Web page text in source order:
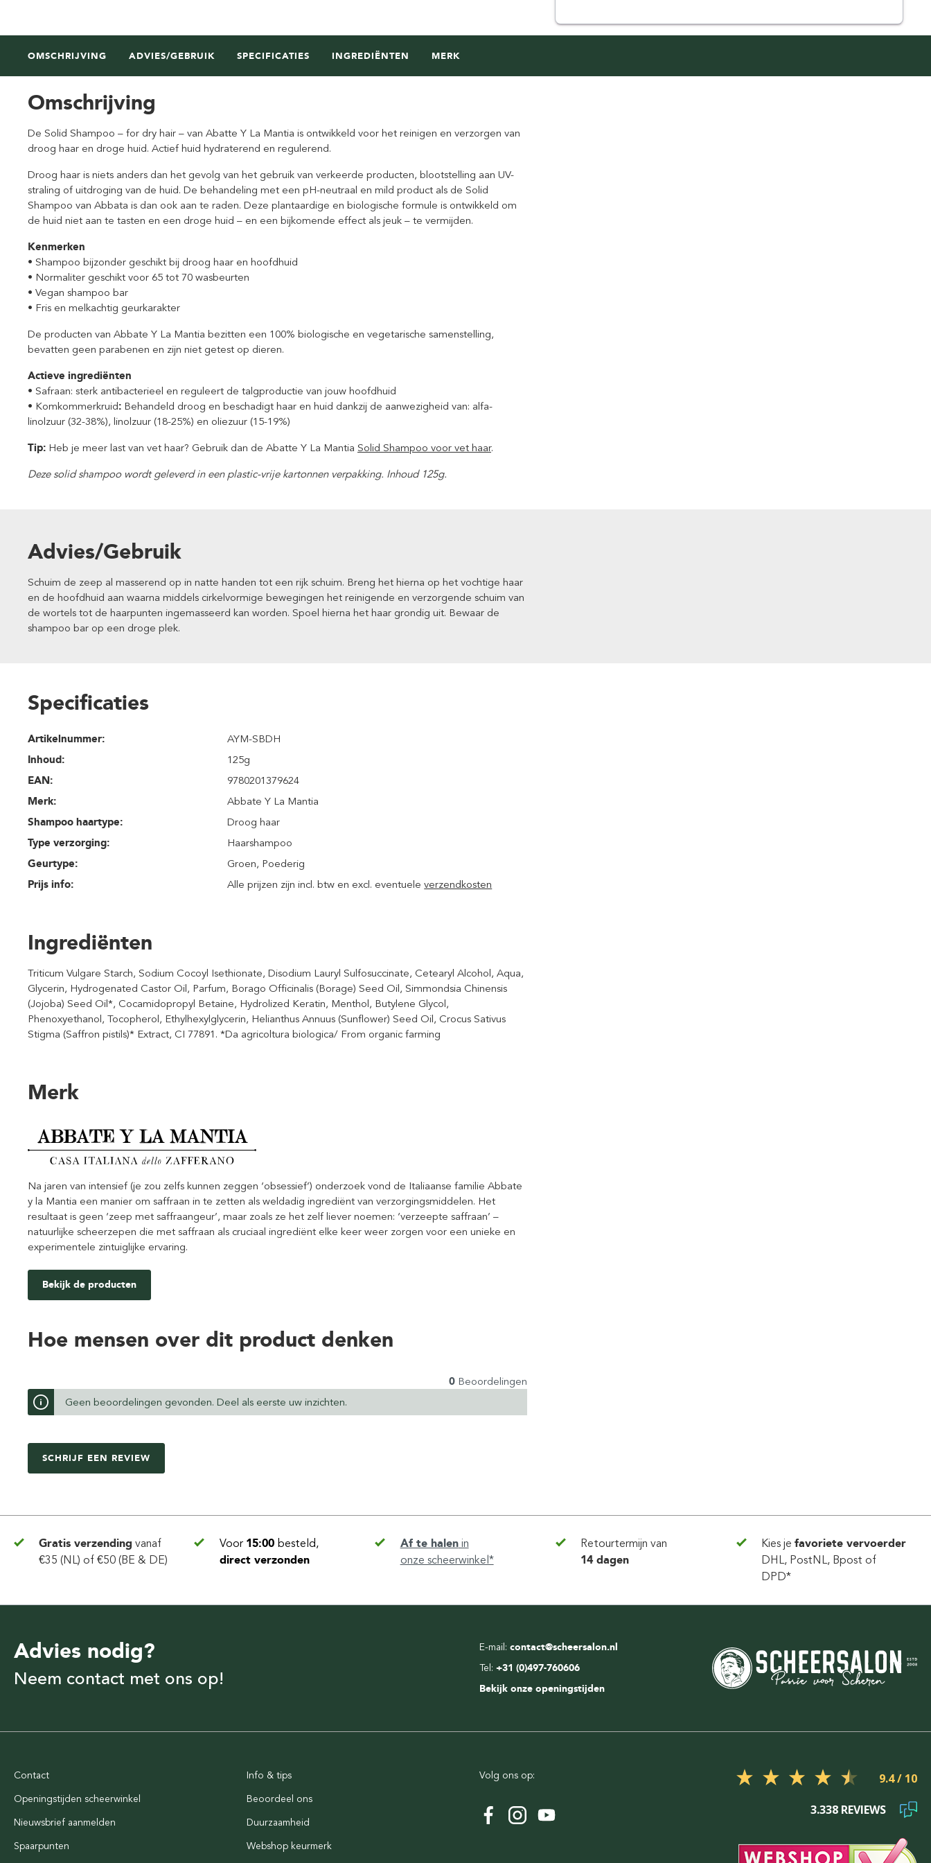
OMSCHRIJVING ADVIES/GEBRUIK SPECIFICATIES INGREDIËNTEN MERK
Omschrijving
De Solid Shampoo – for dry hair – van Abatte Y La Mantia is ontwikkeld voor het reinigen en verzorgen van
droog haar en droge huid. Actief huid hydraterend en regulerend.
Droog haar is niets anders dan het gevolg van het gebruik van verkeerde producten, blootstelling aan UV-
straling of uitdroging van de huid. De behandeling met een pH-neutraal en mild product als de Solid
Shampoo van Abbata is dan ook aan te raden. Deze plantaardige en biologische formule is ontwikkeld om
de huid niet aan te tasten en een droge huid – en een bijkomende effect als jeuk – te vermijden.
Kenmerken
• Shampoo bijzonder geschikt bij droog haar en hoofdhuid
• Normaliter geschikt voor 65 tot 70 wasbeurten
• Vegan shampoo bar
• Fris en melkachtig geurkarakter
De producten van Abbate Y La Mantia bezitten een 100% biologische en vegetarische samenstelling,
bevatten geen parabenen en zijn niet getest op dieren.
Actieve ingrediënten
• Safraan: sterk antibacterieel en reguleert de talgproductie van jouw hoofdhuid
• Komkommerkruid: Behandeld droog en beschadigt haar en huid dankzij de aanwezigheid van: alfa-
linolzuur (32-38%), linolzuur (18-25%) en oliezuur (15-19%)
Tip: Heb je meer last van vet haar? Gebruik dan de Abatte Y La Mantia Solid Shampoo voor vet haar.
Deze solid shampoo wordt geleverd in een plastic-vrije kartonnen verpakking. Inhoud 125g.
Advies/Gebruik
Schuim de zeep al masserend op in natte handen tot een rijk schuim. Breng het hierna op het vochtige haar
en de hoofdhuid aan waarna middels cirkelvormige bewegingen het reinigende en verzorgende schuim van
de wortels tot de haarpunten ingemasseerd kan worden. Spoel hierna het haar grondig uit. Bewaar de
shampoo bar op een droge plek.
Specificaties
Artikelnummer:
AYM-SBDH
Inhoud:
125g
EAN:
9780201379624
Merk:
Abbate Y La Mantia
Shampoo haartype:
Droog haar
Type verzorging:
Haarshampoo
Geurtype:
Groen, Poederig
Prijs info:
Alle prijzen zijn incl. btw en excl. eventueleverzendkosten
Ingrediënten
Triticum Vulgare Starch, Sodium Cocoyl Isethionate, Disodium Lauryl Sulfosuccinate, Cetearyl Alcohol, Aqua,
Glycerin, Hydrogenated Castor Oil, Parfum, Borago Officinalis (Borage) Seed Oil, Simmondsia Chinensis
(Jojoba) Seed Oil*, Cocamidopropyl Betaine, Hydrolized Keratin, Menthol, Butylene Glycol,
Phenoxyethanol, Tocopherol, Ethylhexylglycerin, Helianthus Annuus (Sunflower) Seed Oil, Crocus Sativus
Stigma (Saffron pistils)* Extract, CI 77891. *Da agricoltura biologica/ From organic farming
Merk
Na jaren van intensief (je zou zelfs kunnen zeggen ‘obsessief’) onderzoek vond de Italiaanse familie Abbate
y la Mantia een manier om saffraan in te zetten als weldadig ingrediënt van verzorgingsmiddelen. Het
resultaat is geen ‘zeep met saffraangeur’, maar zoals ze het zelf liever noemen: ‘verzeepte saffraan’ –
natuurlijke scheerzepen die met saffraan als cruciaal ingrediënt elke keer weer zorgen voor een unieke en
experimentele zintuiglijke ervaring.
Bekijk de producten
Hoe mensen over dit product denken
0Beoordelingen
Geen beoordelingen gevonden. Deel als eerste uw inzichten.
SCHRIJF EEN REVIEW
Gratis verzending vanaf
€35 (NL) of €50 (BE & DE)
Voor 15:00 besteld,
direct verzonden
Af te halenin
onze scheerwinkel*
Retourtermijn van
14 dagen
Kies je favoriete vervoerder
DHL, PostNL, Bpost of
DPD*
E-mail: contact@scheersalon.nl
Tel: +31 (0)497-760606
Bekijk onze openingstijden
Advies nodig?
Neem contact met ons op!
Contact
Openingstijden scheerwinkel
Nieuwsbrief aanmelden
Spaarpunten
Info & tips
Beoordeel ons
Duurzaamheid
Webshop keurmerk
Volg ons op: 9.4
3.338 REVIEWS